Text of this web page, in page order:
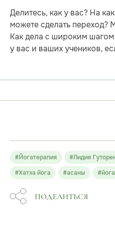
Делитесь, как у вас? На
можете сделать переход?
Как дела с широким
у вас и ваших учеников,
#Йогатерапия #Лидия
#Хатха йога
#асаны #йога
ПОДЕЛИТЬСЯ